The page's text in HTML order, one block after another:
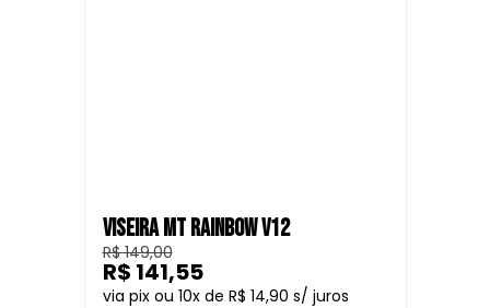
VISEIRA MT RAINBOW V12
R$ 149,00
10
R$ 14,90
R$ 141,55